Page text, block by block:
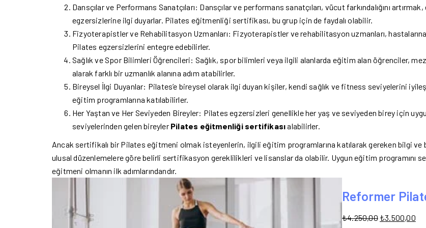
Dansçılar ve Performans Sanatçıları: Dansçılar ve performans sanatçıları, vücut farkındalığını
egzersizlerine ilgi duyarlar. Pilates eğitmenliği sertifikası, bu grup için de faydalı olabilir.
Fizyoterapistler ve Rehabilitasyon Uzmanları: Fizyoterapistler ve rehabilitasyon uzmanları,
Pilates egzersizlerini entegre edebilirler.
Sağlık ve Spor Bilimleri Öğrencileri: Sağlık, spor bilimleri veya ilgili alanlarda eğitim alan öğrenciler,
alarak farklı bir uzmanlık alanına adım atabilirler.
Bireysel İlgi Duyanlar: Pilates’e bireysel olarak ilgi duyan kişiler, kendi sağlık ve fitness seviyelerini
eğitim programlarına katılabilirler.
Her Yaştan ve Her Seviyeden Bireyler: Pilates egzersizleri genellikle her yaş ve seviyeden birey için
seviyelerinden gelen bireyler Pilates eğitmenliği sertifikasıalabilirler.
Ancak sertifikalı bir Pilates eğitmeni olmak isteyenlerin, ilgili eğitim programlarına katılarak gereken bilgi
ulusal düzenlemelere göre belirli sertifikasyon gereklilikleri ve lisanslar da olabilir. Uygun eğitim programını
eğitmeni olmanın ilk adımlarındandır.
Reformer
₺4.250,00 ₺3.500,00